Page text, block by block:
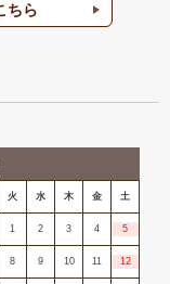
ちら
火 水 木 金 土
1 2 3 4 5
8 9 10 11 12